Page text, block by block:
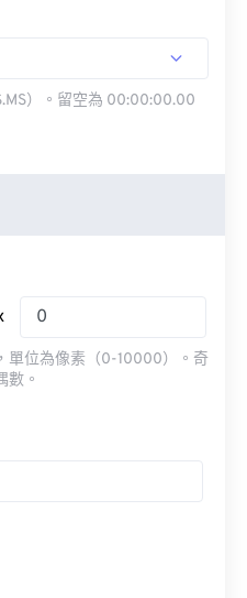
）。留空為 00:00:00.00
單位為像素（0-10000）。奇
數。